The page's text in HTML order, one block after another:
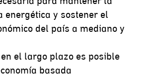
energética y sostener el
del país a mediano y
el largo plazo es posible
basada